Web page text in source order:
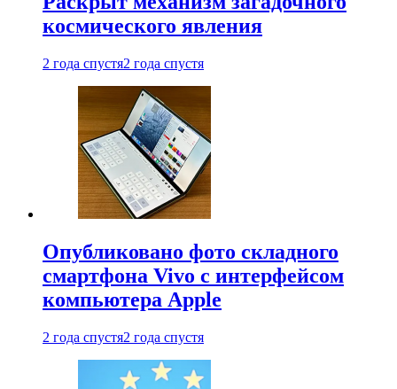
космического явления
2 года спустя2 года спустя
Опубликовано фото складного
смартфона Vivo с интерфейсом
компьютера Apple
2 года спустя2 года спустя